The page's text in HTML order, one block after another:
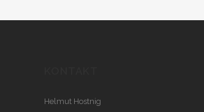
Helmut Hostnig